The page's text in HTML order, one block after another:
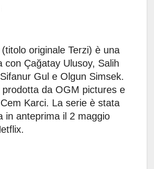
originale Terzi) è una
con Çağatay Ulusoy, Salih
Gul e Olgun Simsek.
prodotta da OGM pictures e
Karci. La serie è stata
in anteprima il 2 maggio